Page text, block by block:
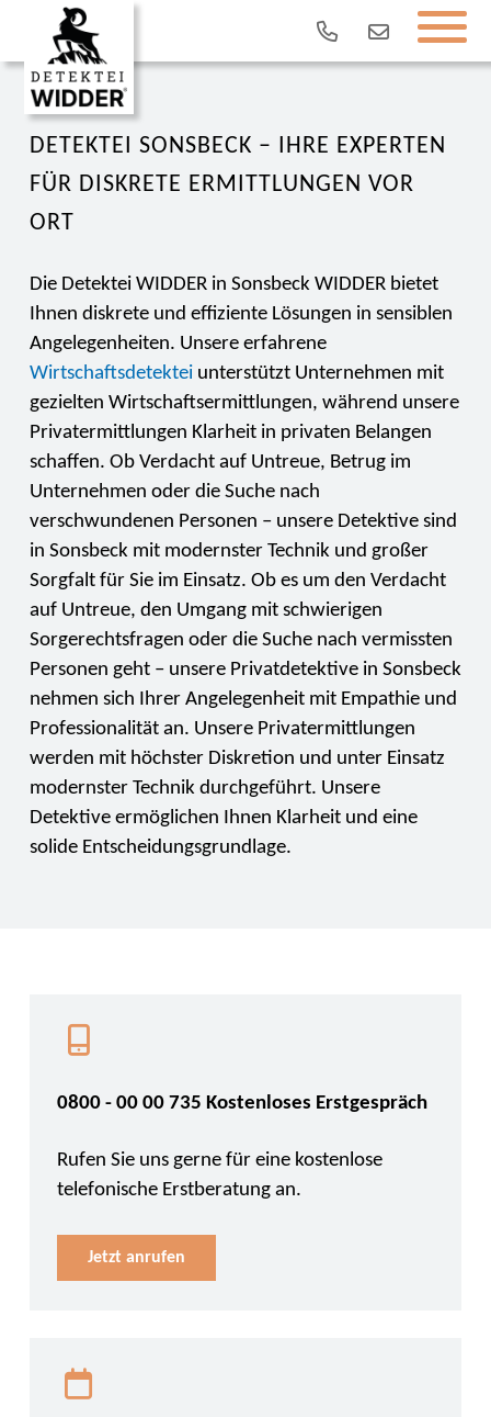
DETEKTEI SONSBECK – IHRE EXPERTEN
FÜR DISKRETE ERMITTLUNGEN VOR
ORT
Die Detektei WIDDER in Sonsbeck WIDDER bietet
Ihnen diskrete und effiziente Lösungen in sensiblen
Angelegenheiten. Unsere erfahrene
Wirtschaftsdetekteiunterstützt Unternehmen mit
gezielten Wirtschaftsermittlungen, während unsere
Privatermittlungen Klarheit in privaten Belangen
schaffen. Ob Verdacht auf Untreue, Betrug im
Unternehmen oder die Suche nach
verschwundenen Personen – unsere Detektive sind
in Sonsbeck mit modernster Technik und großer
Sorgfalt für Sie im Einsatz. Ob es um den Verdacht
auf Untreue, den Umgang mit schwierigen
Sorgerechtsfragen oder die Suche nach vermissten
Personen geht – unsere Privatdetektive in Sonsbeck
nehmen sich Ihrer Angelegenheit mit Empathie und
Professionalität an. Unsere Privatermittlungen
werden mit höchster Diskretion und unter Einsatz
modernster Technik durchgeführt. Unsere
Detektive ermöglichen Ihnen Klarheit und eine
solide Entscheidungsgrundlage.
0800 - 00 00 735 Kostenloses Erstgespräch
Rufen Sie uns gerne für eine kostenlose
telefonische Erstberatung an.
Jetzt anrufen